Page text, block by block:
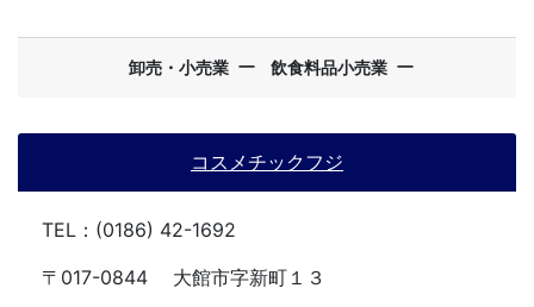
卸売・小売業 ー 飲食料品小売業 ー
コスメチックフジ
TEL：(0186) 42-1692
〒017-0844
大館市字新町１３